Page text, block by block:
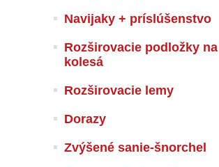
Navijaky + príslúšenstvo
Rozširovacie podložky na
kolesá
Rozširovacie lemy
Dorazy
Zvýšené sanie-šnorchel